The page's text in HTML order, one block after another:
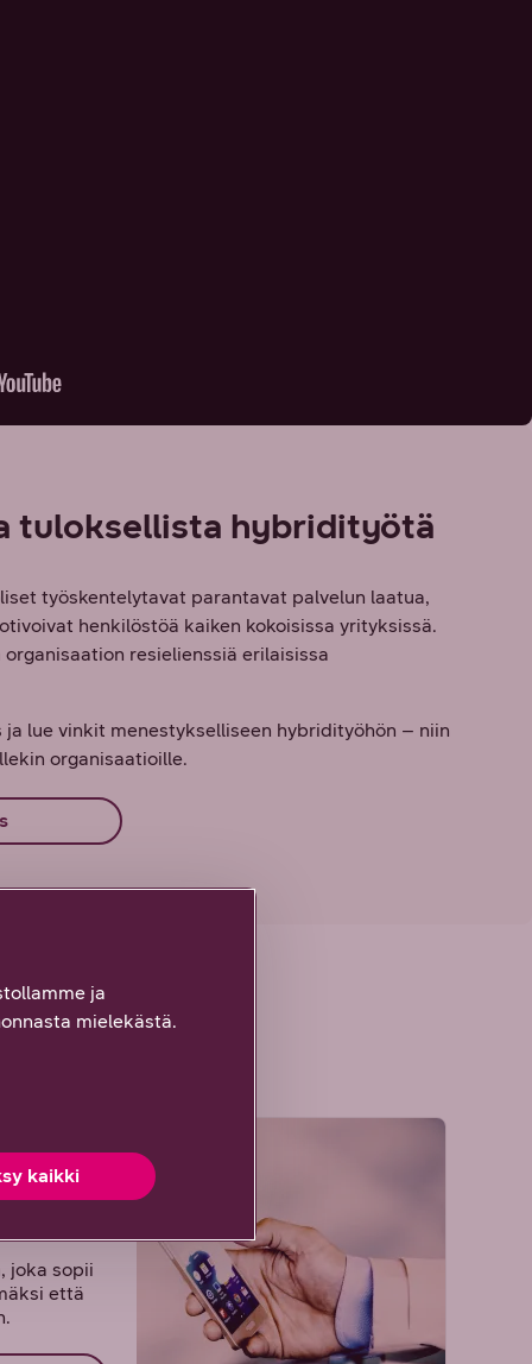
tuloksellista hybridityötä
työskentelytavat parantavat palvelun laatua,
henkilöstöä kaiken kokoisissa yrityksissä.
resielienssiä erilaisissa
ja lue vinkit menestykselliseen hybridityöhön – niin
organisaatioille.
työhön
joka sopii
että
ja
mielekästä.
kaikki